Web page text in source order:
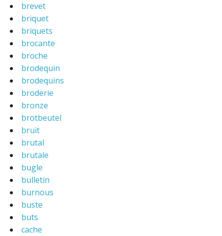
brevet
briquet
briquets
brocante
broche
brodequin
brodequins
broderie
bronze
brotbeutel
bruit
brutal
brutale
bugle
bulletin
burnous
buste
buts
cache